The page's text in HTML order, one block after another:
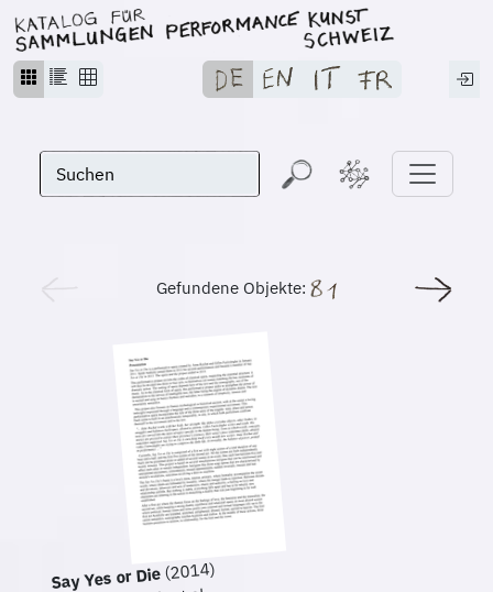
Gefundene Objekte:
Say Yes or Die(2014)